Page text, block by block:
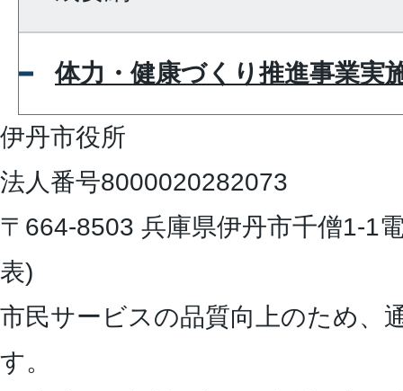
体力・健康づくり推進事業実
伊丹市役所
法人番号8000020282073
〒664-8503 兵庫県伊丹市千僧1-1
表)
市民サービスの品質向上のため、
す。